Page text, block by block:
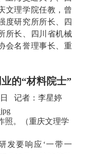
文理学院任教，曾
度研究所所长、四
所长、四川省机械
会名誉理事长、重
的“材料院士”
日 记者：李星婷
照。（重庆文理学
发要响应‘一带一